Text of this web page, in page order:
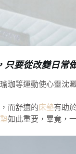
只要從改變日常
珈等運動使心靈沈
而舒適的床墊有助
如此重要，畢竟，